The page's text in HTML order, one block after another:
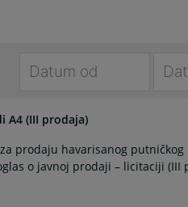
forward
interact
with
with
A4 (III prodaja)
prodaju havarisanog putničkog
o javnoj prodaji – licitaciji (III